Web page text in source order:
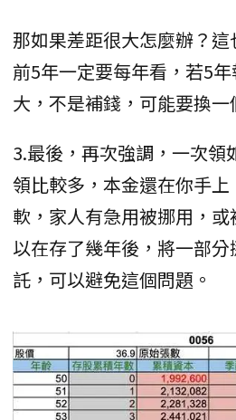
那如果差距很大怎麼辦？這
前5年一定要每年看，若5
大，不是補錢，可能要換一
3.最後，再次強調，一次領
領比較多，本金還在你手
軟，家人有急用被挪用，
以在存了幾年後，將一部
託，可以避免這個問題。